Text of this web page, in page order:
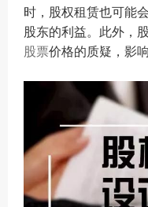
时，股权租赁也可能
股东的利益。此外，
股票价格的质疑，影